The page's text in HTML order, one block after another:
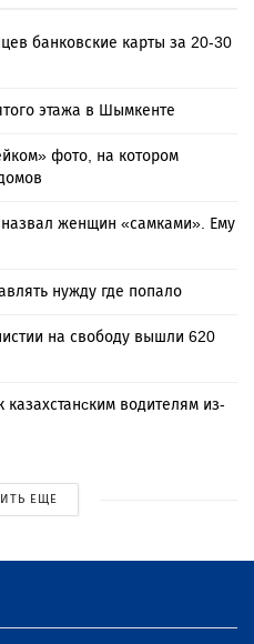
банковские карты за 20-30
этажа в Шымкенте
фото, на котором
назвал женщин «самками». Ему
нужду где попало
на свободу вышли 620
казахстанcким водителям из-
ЕЩЕ